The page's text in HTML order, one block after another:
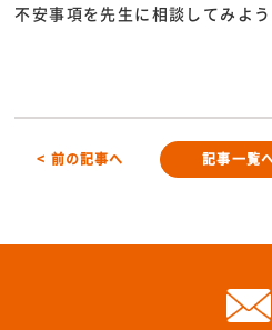
不安事項を先生に相談してみよ
< 前の記事へ 記事一覧